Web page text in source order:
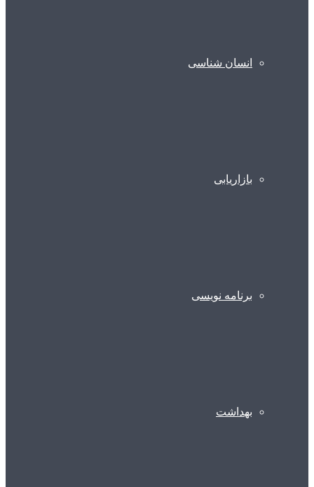
انسان شناسی
بازاریابی
برنامه نویسی
بهداشت